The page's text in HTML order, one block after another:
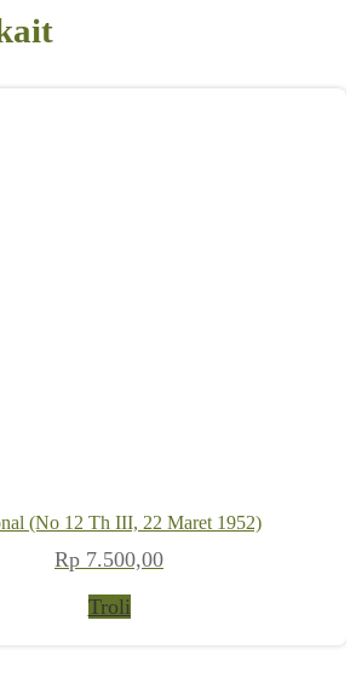
(No 12 Th III, 22 Maret 1952)
Rp 7.500,00
Troli